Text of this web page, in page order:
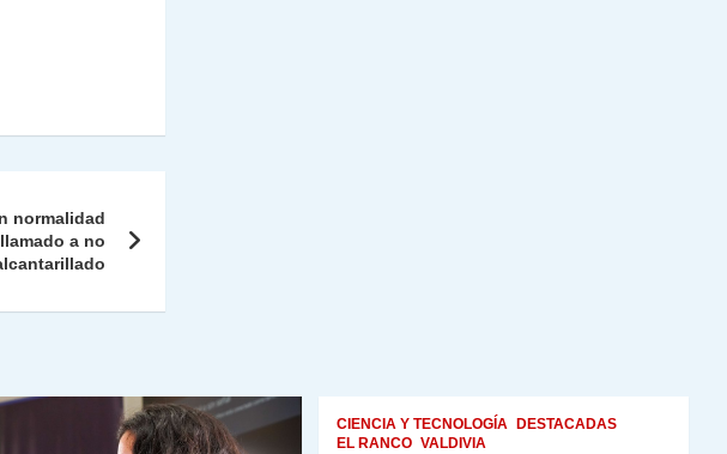
normalidad
a no
CIENCIA Y TECNOLOGÍA
DESTACADAS
EL RANCO VALDIVIA